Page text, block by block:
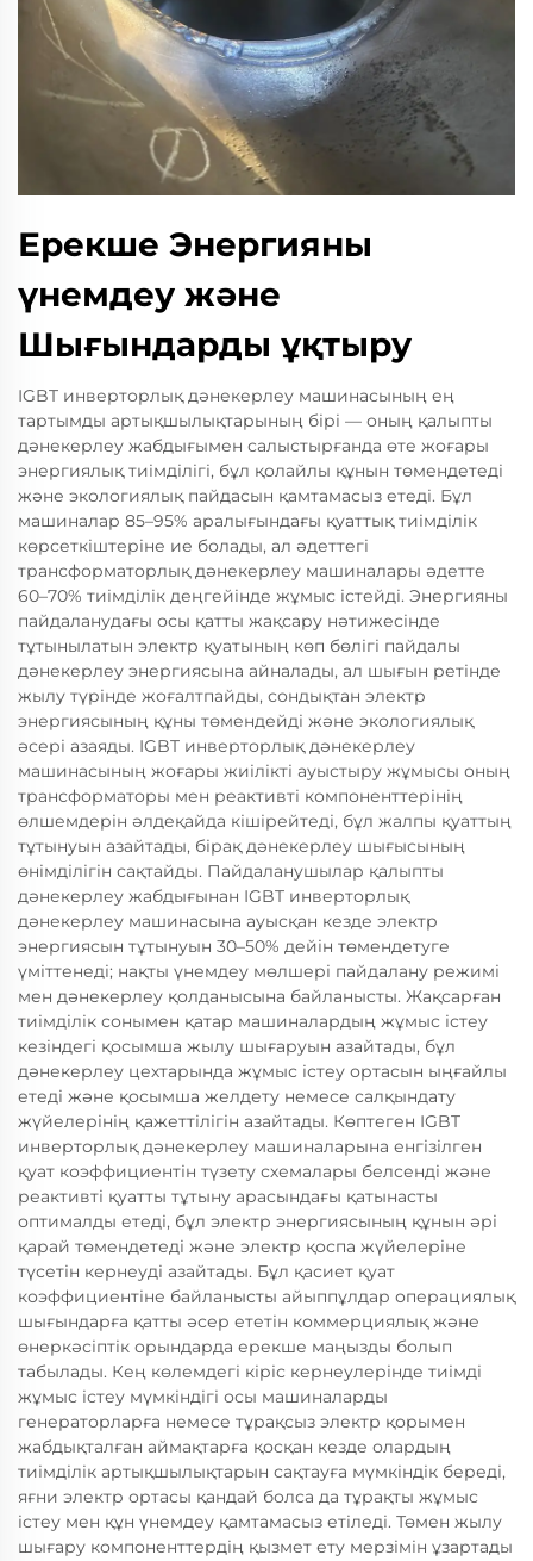
Ерекше Энергияны
үнемдеу және
Шығындарды ұқтыру
IGBT инверторлық дәнекерлеу машинасының ең
тартымды артықшылықтарының бірі — оның қалыпты
дәнекерлеу жабдығымен салыстырғанда өте жоғары
энергиялық тиімділігі, бұл қолайлы құнын төмендетеді
және экологиялық пайдасын қамтамасыз етеді. Бұл
машиналар 85–95% аралығындағы қуаттық тиімділік
көрсеткіштеріне ие болады, ал әдеттегі
трансформаторлық дәнекерлеу машиналары әдетте
60–70% тиімділік деңгейінде жұмыс істейді. Энергияны
пайдаланудағы осы қатты жақсару нәтижесінде
тұтынылатын электр қуатының көп бөлігі пайдалы
дәнекерлеу энергиясына айналады, ал шығын ретінде
жылу түрінде жоғалтпайды, сондықтан электр
энергиясының құны төмендейді және экологиялық
әсері азаяды. IGBT инверторлық дәнекерлеу
машинасының жоғары жиілікті ауыстыру жұмысы оның
трансформаторы мен реактивті компоненттерінің
өлшемдерін әлдеқайда кішірейтеді, бұл жалпы қуаттың
тұтынуын азайтады, бірақ дәнекерлеу шығысының
өнімділігін сақтайды. Пайдаланушылар қалыпты
дәнекерлеу жабдығынан IGBT инверторлық
дәнекерлеу машинасына ауысқан кезде электр
энергиясын тұтынуын 30–50% дейін төмендетуге
үміттенеді; нақты үнемдеу мөлшері пайдалану режимі
мен дәнекерлеу қолданысына байланысты. Жақсарған
тиімділік сонымен қатар машиналардың жұмыс істеу
кезіндегі қосымша жылу шығаруын азайтады, бұл
дәнекерлеу цехтарында жұмыс істеу ортасын ыңғайлы
етеді және қосымша желдету немесе салқындату
жүйелерінің қажеттілігін азайтады. Көптеген IGBT
инверторлық дәнекерлеу машиналарына енгізілген
қуат коэффициентін түзету схемалары белсенді және
реактивті қуатты тұтыну арасындағы қатынасты
оптималды етеді, бұл электр энергиясының құнын әрі
қарай төмендетеді және электр қоспа жүйелеріне
түсетін кернеуді азайтады. Бұл қасиет қуат
коэффициентіне байланысты айыппұлдар операциялық
шығындарға қатты әсер ететін коммерциялық және
өнеркәсіптік орындарда ерекше маңызды болып
табылады. Кең көлемдегі кіріс кернеулерінде тиімді
жұмыс істеу мүмкіндігі осы машиналарды
генераторларға немесе тұрақсыз электр қорымен
жабдықталған аймақтарға қосқан кезде олардың
тиімділік артықшылықтарын сақтауға мүмкіндік береді,
яғни электр ортасы қандай болса да тұрақты жұмыс
істеу мен құн үнемдеу қамтамасыз етіледі. Төмен жылу
шығару компоненттердің қызмет ету мерзімін ұзартады